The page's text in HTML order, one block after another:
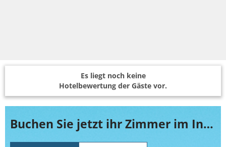
Es liegt noch keine
Hotelbewertung der Gäste vor.
Buchen Sie jetzt ihr Zimmer im Inselhotel Vierjahreszeiten Borkum